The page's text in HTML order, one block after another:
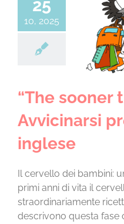
CHI SIAMO
LA SCUOLA E I SUOI
INFORMAZIONI E
EVENTI
25
10, 2025
sooner the
– Avvicinarsi
“The sooner
Avvicinarsi
inglese
Il cervello dei bambini:
primi anni di vita il
straordinariamente
descrivono questa fase